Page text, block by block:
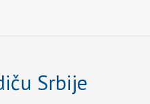
Srbije